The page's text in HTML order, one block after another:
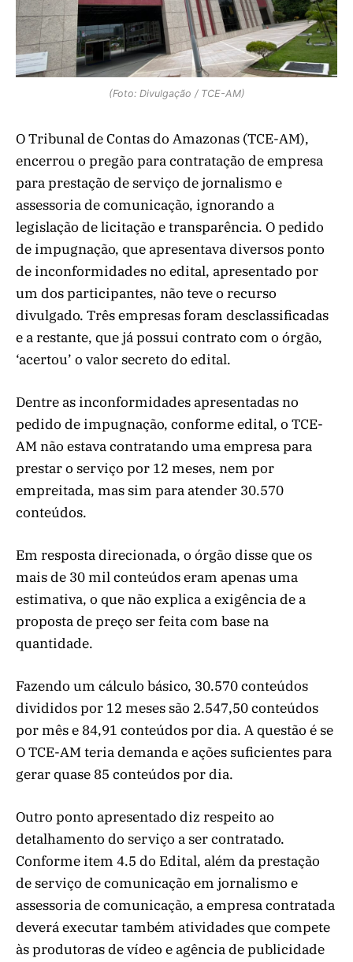
(Foto: Divulgação / TCE-AM)
O Tribunal de Contas do Amazonas (TCE-AM),
encerrou o pregão para contratação de empresa
para prestação de serviço de jornalismo e
assessoria de comunicação, ignorando a
legislação de licitação e transparência. O pedido
de impugnação, que apresentava diversos ponto
de inconformidades no edital, apresentado por
um dos participantes, não teve o recurso
divulgado. Três empresas foram desclassificadas
e a restante, que já possui contrato com o órgão,
‘acertou’ o valor secreto do edital.
Dentre as inconformidades apresentadas no
pedido de impugnação, conforme edital, o TCE-
AM não estava contratando uma empresa para
prestar o serviço por 12 meses, nem por
empreitada, mas sim para atender 30.570
conteúdos.
Em resposta direcionada, o órgão disse que os
mais de 30 mil conteúdos eram apenas uma
estimativa, o que não explica a exigência de a
proposta de preço ser feita com base na
quantidade.
Fazendo um cálculo básico, 30.570 conteúdos
divididos por 12 meses são 2.547,50 conteúdos
por mês e 84,91 conteúdos por dia. A questão é se
O TCE-AM teria demanda e ações suficientes para
gerar quase 85 conteúdos por dia.
Outro ponto apresentado diz respeito ao
detalhamento do serviço a ser contratado.
Conforme item 4.5 do Edital, além da prestação
de serviço de comunicação em jornalismo e
assessoria de comunicação, a empresa contratada
deverá executar também atividades que compete
às produtoras de vídeo e agência de publicidade